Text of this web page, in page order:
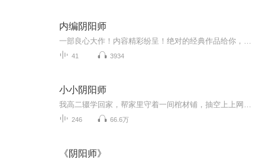
内编阴阳师
41 3934
小小阴阳师
246 66.6万
《阴阳师》